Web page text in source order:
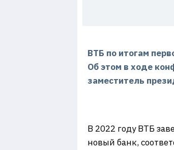
ВТБ по итогам
Об этом в ходе
заместитель
В 2022 году ВТБ
новый банк,